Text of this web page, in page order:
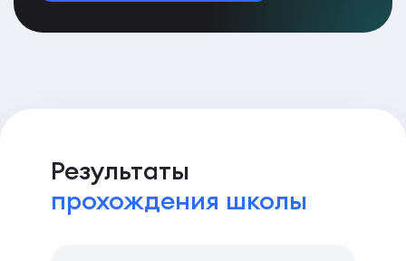
Результаты
прохождения школы